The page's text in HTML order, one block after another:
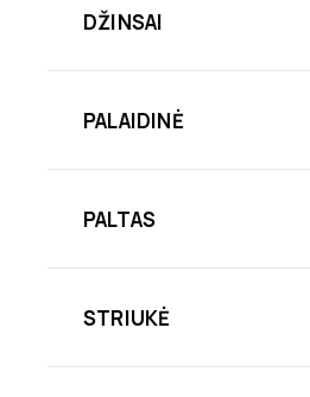
DŽINSAI
PALAIDINĖ
PALTAS
STRIUKĖ